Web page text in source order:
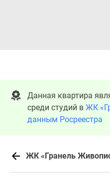
Данная квартира
среди студий в ЖК
данным Росреестра
ЖК «Гранель